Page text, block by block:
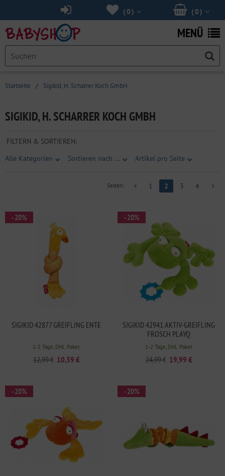
(0 )
(0 )
MENÜ
Startseite / Sigikid, H. Scharrer Koch GmbH
SIGIKID, H. SCHARRER KOCH GMBH
FILTERN & SORTIEREN:
Alle Kategorien
Sortieren nach ... Artikel pro Seite
Seiten: 1 2 3 4
SIGIKID 42877 GREIFLING ENTE
1-2 Tage, DHL Paket
12,99 € 10,39 €
- 20%
SIGIKID 42941 AKTIV-GREIFLING
FROSCH PLAYQ
1-2 Tage, DHL Paket
24,99 € 19,99 €
- 20%
- 20% - 20%